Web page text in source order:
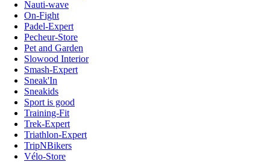
Nauti-wave
On-Fight
Padel-Expert
Pecheur-Store
Pet and Garden
Slowood Interior
Smash-Expert
Sneak'In
Sneakids
Sport is good
Training-Fit
Trek-Expert
Triathlon-Expert
TripNBikers
Vélo-Store